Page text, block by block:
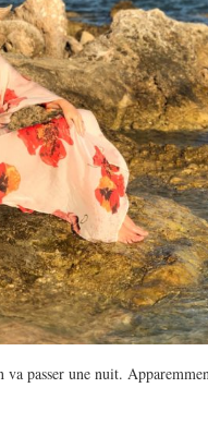
passer une nuit.